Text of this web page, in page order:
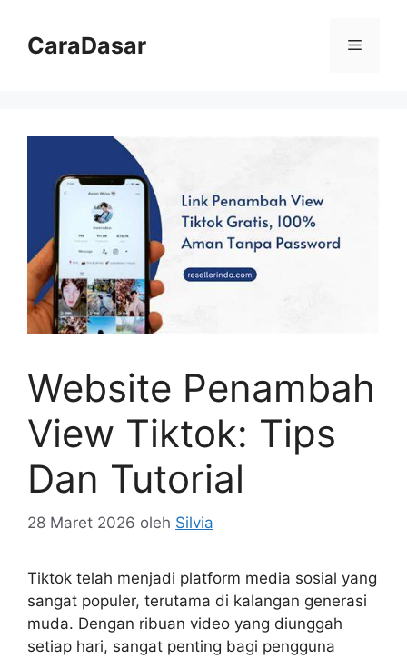
CaraDasar Menu
Website Penambah
View Tiktok: Tips
Dan Tutorial
28 Maret 2026 oleh Silvia
Tiktok telah menjadi platform media sosial yang
sangat populer, terutama di kalangan generasi
muda. Dengan ribuan video yang diunggah
setiap hari, sangat penting bagi pengguna